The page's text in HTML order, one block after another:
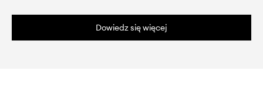
Dowiedz się więcej